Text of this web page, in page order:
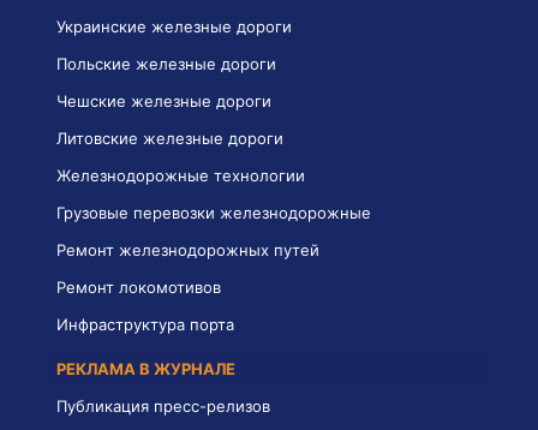
Украинские железные дороги
Польские железные дороги
Чешские железные дороги
Литовские железные дороги
Железнодорожные технологии
Грузовые перевозки железнодорожные
Ремонт железнодорожных путей
Ремонт локомотивов
Инфраструктура порта
РЕКЛАМА В ЖУРНАЛЕ
Публикация пресс-релизов